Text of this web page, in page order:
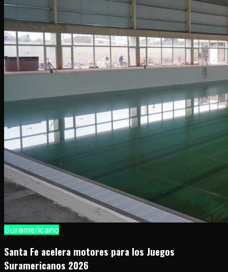
Suramericano
Santa Fe acelera motores para los Juegos
Suramericanos 2026